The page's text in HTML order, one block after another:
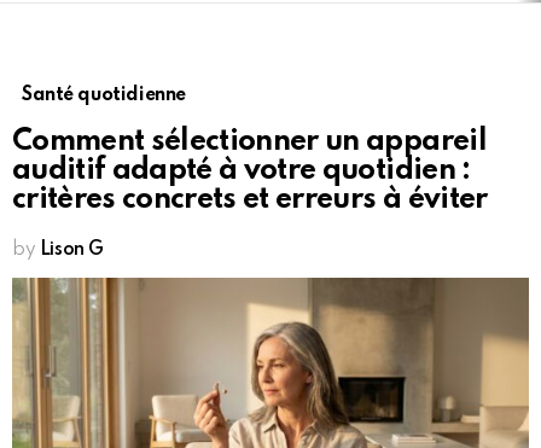
Santé quotidienne
Comment sélectionner un appareil
auditif adapté à votre quotidien :
critères concrets et erreurs à éviter
by Lison G